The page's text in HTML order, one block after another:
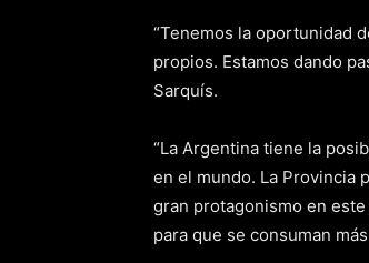
“Tenemos la oportunidad
propios. Estamos dando
Sarquís.
“La Argentina tiene la
en el mundo. La Provincia
gran protagonismo en
para que se consuman